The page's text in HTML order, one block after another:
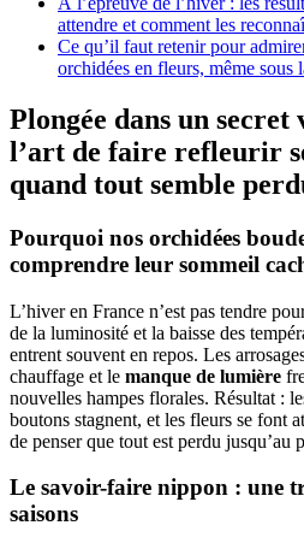
attendre et comment les
Ce qu’il faut retenir pour
orchidées en fleurs, même sous
Plongée dans un secret
l’art de faire refleurir
quand tout semble
Pourquoi nos orchidées
comprendre leur sommeil
L’hiver en France n’est pas tendre
de la luminosité et la baisse des
entrent souvent en repos. Les
chauffage et le manque de lumière
nouvelles hampes florales. Résultat :
boutons stagnent, et les fleurs se font
de penser que tout est perdu jusqu’au
Le savoir-faire nippon : une
saisons